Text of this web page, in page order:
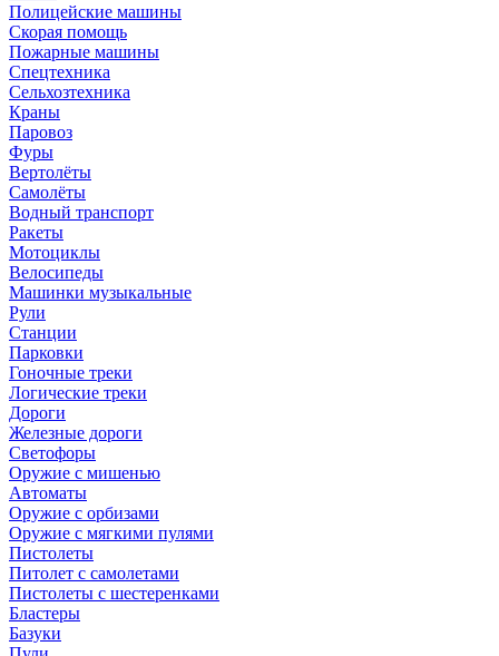
Полицейские машины
Скорая помощь
Пожарные машины
Спецтехника
Сельхозтехника
Краны
Паровоз
Фуры
Вертолёты
Самолёты
Водный транспорт
Ракеты
Мотоциклы
Велосипеды
Машинки музыкальные
Рули
Станции
Парковки
Гоночные треки
Логические треки
Дороги
Железные дороги
Светофоры
Оружие с мишенью
Автоматы
Оружие с орбизами
Оружие с мягкими пулями
Пистолеты
Питолет с самолетами
Пистолеты с шестеренками
Бластеры
Базуки